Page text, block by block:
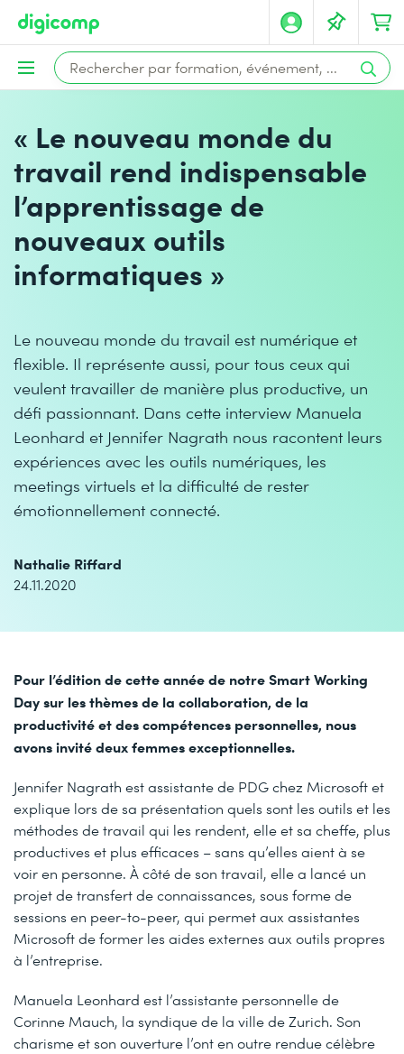
« Le nouveau monde du
travail rend indispensable
l’apprentissage de
nouveaux outils
informatiques »
Le nouveau monde du travail est numérique et
flexible. Il représente aussi, pour tous ceux qui
veulent travailler de manière plus productive, un
défi passionnant. Dans cette interview Manuela
Leonhard et Jennifer Nagrath nous racontent leurs
expériences avec les outils numériques, les
meetings virtuels et la difficulté de rester
émotionnellement connecté.
Nathalie Riffard
24.11.2020
Pour l’édition de cette année de notre Smart Working
Day sur les thèmes de la collaboration, de la
productivité et des compétences personnelles, nous
avons invité deux femmes exceptionnelles.
Jennifer Nagrath est assistante de PDG chez Microsoft et
explique lors de sa présentation quels sont les outils et les
méthodes de travail qui les rendent, elle et sa cheffe, plus
productives et plus efficaces – sans qu’elles aient à se
voir en personne. À côté de son travail, elle a lancé un
projet de transfert de connaissances, sous forme de
sessions en peer-to-peer, qui permet aux assistantes
Microsoft de former les aides externes aux outils propres
à l’entreprise.
Manuela Leonhard est l’assistante personnelle de
Corinne Mauch, la syndique de la ville de Zurich. Son
charisme et son ouverture l’ont en outre rendue célèbre